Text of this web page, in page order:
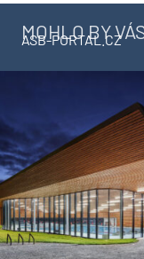
MOHLO BY
ASB-PORTAL.CZ